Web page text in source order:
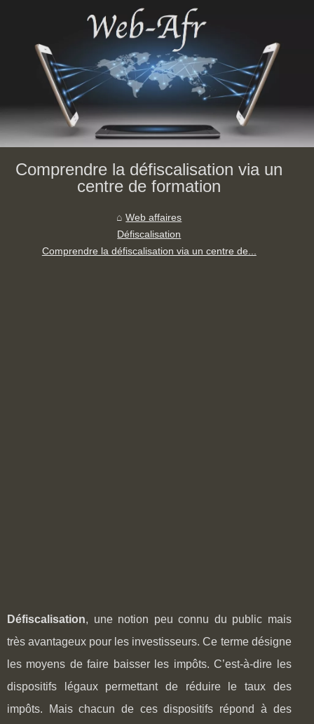
Comprendre la défiscalisation via un
centre de formation
Web affaires
Défiscalisation
Comprendre la défiscalisation via un centre de...
Défiscalisation, une notion peu connu du public mais
très avantageux pour les investisseurs. Ce terme désigne
les moyens de faire baisser les impôts. C’est-à-dire les
dispositifs légaux permettant de réduire le taux des
impôts. Mais chacun de ces dispositifs répond à des